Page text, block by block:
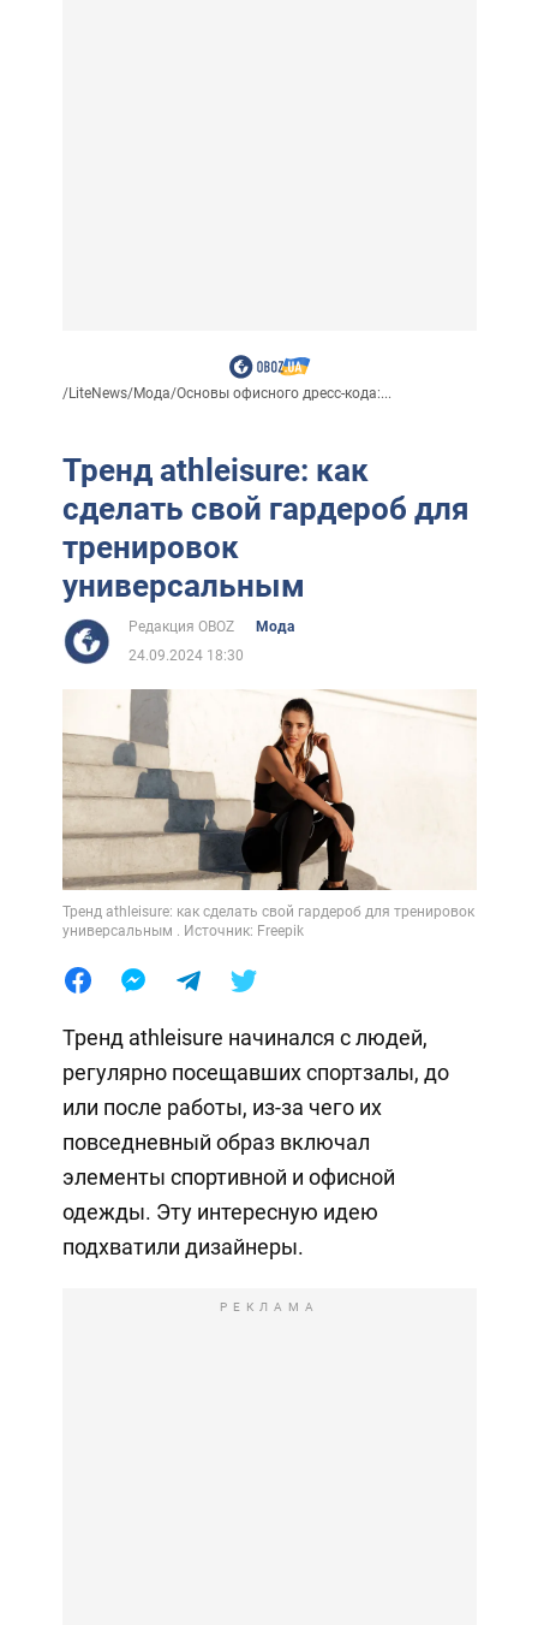
/LiteNews/Мода/Основы офисного дресс-кода:...
Тренд athleisure: как
сделать свой гардероб для
тренировок
универсальным
Редакция OBOZ
Мода
24.09.2024 18:30
Тренд athleisure: как сделать свой гардероб для тренировок
универсальным . Источник: Freepik
Тренд athleisure начинался с людей,
регулярно посещавших спортзалы, до
или после работы, из-за чего их
повседневный образ включал
элементы спортивной и офисной
одежды. Эту интересную идею
подхватили дизайнеры.
РЕКЛАМА